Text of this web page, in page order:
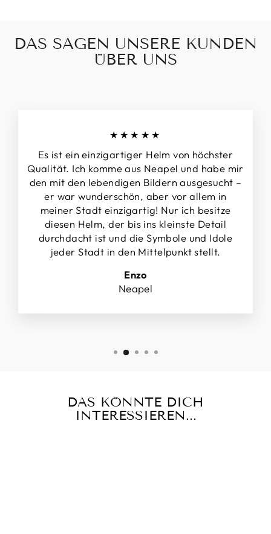
DAS SAGEN UNSERE KUNDEN
ÜBER UNS
★★★★★
Es ist ein einzigartiger Helm von höchster
Qualität. Ich komme aus Neapel und habe mir
den mit den lebendigen Bildern ausgesucht –
er war wunderschön, aber vor allem in
meiner Stadt einzigartig! Nur ich besitze
diesen Helm, der bis ins kleinste Detail
durchdacht ist und die Symbole und Idole
jeder Stadt in den Mittelpunkt stellt.
Enzo
Neapel
DAS KÖNNTE DICH
INTERESSIEREN...